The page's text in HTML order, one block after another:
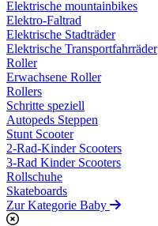
Elektrische mountainbikes
Elektro-Faltrad
Elektrische Stadträder
Elektrische Transportfahrräder
Roller
Erwachsene Roller
Rollers
Schritte speziell
Autopeds Steppen
Stunt Scooter
2-Rad-Kinder Scooters
3-Rad Kinder Scooters
Rollschuhe
Skateboards
Zur Kategorie Baby